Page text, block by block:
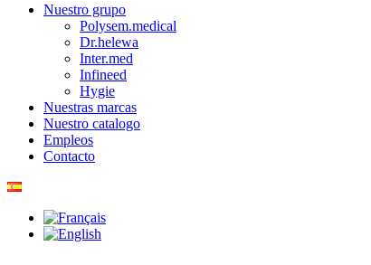
Nuestro grupo
Polysem.medical
Dr.helewa
Inter.med
Infineed
Hygie
Nuestras marcas
Nuestro catalogo
Empleos
Contacto